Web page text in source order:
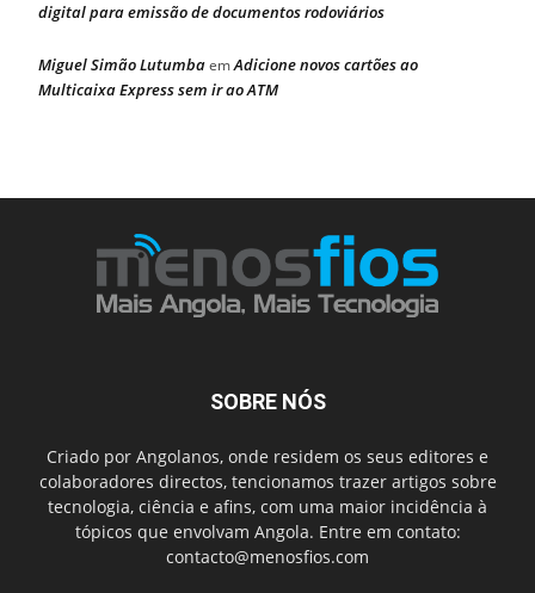
digital para emissão de documentos rodoviários
Miguel Simão LutumbaemAdicione novos cartões ao
Multicaixa Express sem ir ao ATM
SOBRE NÓS
Criado por Angolanos, onde residem os seus editores e
colaboradores directos, tencionamos trazer artigos sobre
tecnologia, ciência e afins, com uma maior incidência à
tópicos que envolvam Angola. Entre em contato:
contacto@menosfios.com